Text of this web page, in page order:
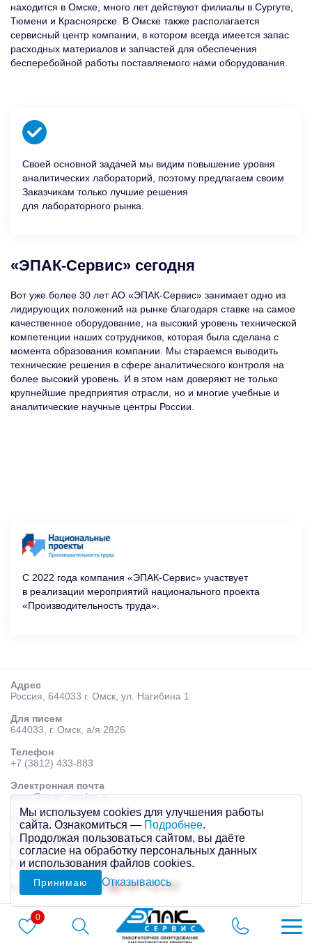
0
находится в Омске, много лет действуют филиалы в Сургуте,
Тюмени и Красноярске. В Омске также располагается
сервисный центр компании, в котором всегда имеется запас
расходных материалов и запчастей для обеспечения
бесперебойной работы поставляемого нами оборудования.
Своей основной задачей мы видим повышение уровня
аналитических лабораторий, поэтому предлагаем своим
Заказчикам только лучшие решения
для лабораторного рынка.
«ЭПАК-Сервис» сегодня
Вот уже более 30 лет АО «ЭПАК-Сервис» занимает одно из
лидирующих положений на рынке благодаря ставке на самое
качественное оборудование, на высокий уровень технической
компетенции наших сотрудников, которая была сделана с
момента образования компании. Мы стараемся выводить
технические решения в сфере аналитического контроля на
более высокий уровень. И в этом нам доверяют не только
крупнейшие предприятия отрасли, но и многие учебные и
аналитические научные центры России.
С 2022 года компания «ЭПАК-Сервис» участвует
в реализации мероприятий национального проекта
«Производительность труда».
Адрес
Россия, 644033 г. Омск, ул. Нагибина 1
Для писем
644033, г. Омск, а/я 2826
Телефон
+7 (3812) 433-883
Электронная почта
epac@epac-service.ru
© 2026 AО «ЭПАК-сервис»
Политика персональных данных
Разработка сайтаMahogany
Контекстная реклама
Мы используем cookies для улучшения работы
сайта. Ознакомиться — Подробнее.
Продолжая пользоваться сайтом, вы даёте
согласие на обработку персональных данных
и использования файлов cookies.
Принимаю Отказываюсь